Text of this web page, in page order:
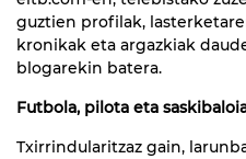
guztien profilak,
kronikak eta argazkiak
blogarekin batera.
Futbola, pilota eta
Txirrindularitzaz gain,